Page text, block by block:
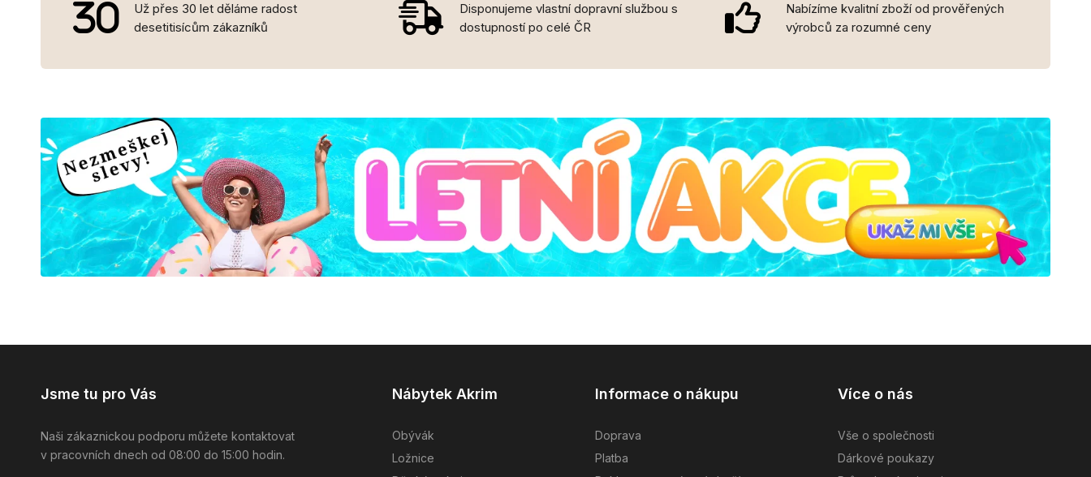
Už přes 30 let děláme radost
desetitisícům zákazníků
Disponujeme vlastní dopravní službou s
dostupností po celé ČR
Nabízíme kvalitní zboží od prověřených
výrobců za rozumné ceny
Jsme tu pro Vás
Naši zákaznickou podporu můžete kontaktovat
v pracovních dnech od 08:00 do 15:00 hodin.
Nábytek Akrim
Obývák
Ložnice
Informace o nákupu
Doprava
Platba
Více o nás
Vše o společnosti
Dárkové poukazy